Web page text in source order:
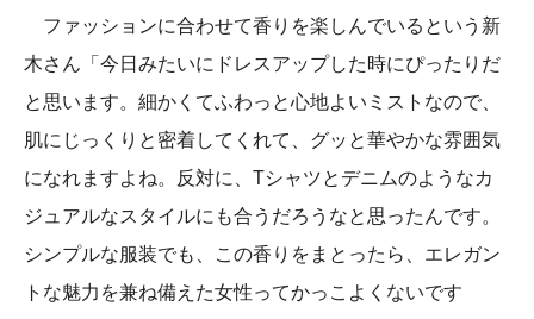
ファッションに合わせて香りを楽しんでいるという新
木さん「今日みたいにドレスアップした時にぴったりだ
と思います。細かくてふわっと心地よいミストなので、
肌にじっくりと密着してくれて、グッと華やかな雰囲気
になれますよね。反対に、Tシャツとデニムのようなカ
ジュアルなスタイルにも合うだろうなと思ったんです。
シンプルな服装でも、この香りをまとったら、エレガン
トな魅力を兼ね備えた女性ってかっこよくないです